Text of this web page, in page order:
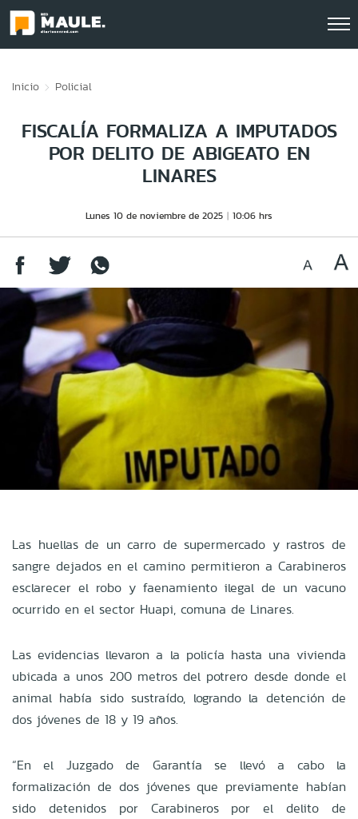
Inicio Policial
FISCALÍA FORMALIZA A IMPUTADOS
POR DELITO DE ABIGEATO EN
LINARES
Lunes 10 de noviembre de 2025 10:06 hrs
Las huellas de un carro de supermercado y rastros de
sangre dejados en el camino permitieron a Carabineros
esclarecer el robo y faenamiento ilegal de un vacuno
ocurrido en el sector Huapi, comuna de Linares.
Las evidencias llevaron a la policía hasta una vivienda
ubicada a unos 200 metros del potrero desde donde el
animal había sido sustraído, logrando la detención de
dos jóvenes de 18 y 19 años.
“En el Juzgado de Garantía se llevó a cabo la
formalización de dos jóvenes que previamente habían
sido detenidos por Carabineros por el delito de